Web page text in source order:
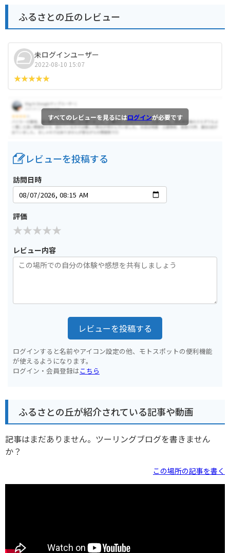
ふるさとの丘のレビュー
未ログインユーザー
2022-08-10 15:07
すべてのレビューを見るにはログインが必要です
レビューを投稿する
訪問日時
評価
レビュー内容
レビューを投稿する
ログインすると名前やアイコン設定の他、モトスポットの便利機能
が使えるようになります。
ログイン・会員登録はこちら
ふるさとの丘が紹介されている記事や動画
記事はまだありません。ツーリングブログを書きません
か？
この場所の記事を書く